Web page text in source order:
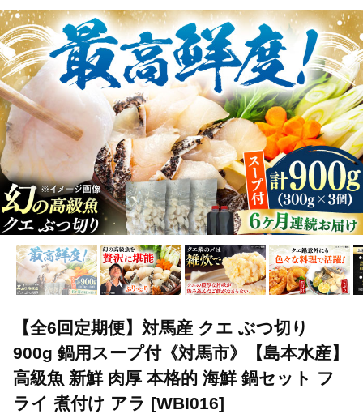
TOP 加工食品 鍋 【全6回定期便】対馬産 クエ ぶつ切り
TOP 加工食品 鍋 魚 【全6回定期便】対馬産 クエ
【全6回定期便】対馬産 クエ ぶつ切り
900g 鍋用スープ付《対馬市》【島本水産】
高級魚 新鮮 肉厚 本格的 海鮮 鍋セット フ
ライ 煮付け アラ [WBI016]